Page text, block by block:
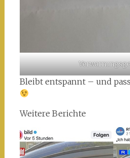
Bleibt entspannt – und
Weitere Berichte